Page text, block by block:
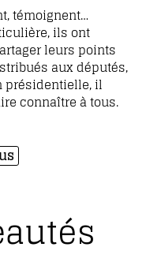
témoignent…
ils ont
leurs points
aux députés,
présidentielle, il
connaître à tous.